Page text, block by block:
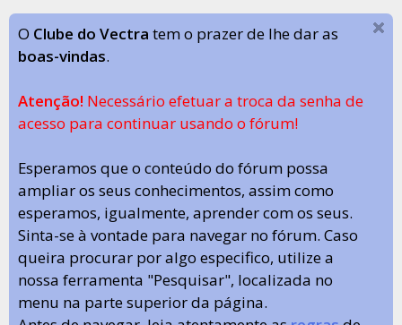
O Clube do Vectra tem o prazer de lhe dar as
boas-vindas.
Atenção! Necessário efetuar a troca da senha de
acesso para continuar usando o fórum!
Esperamos que o conteúdo do fórum possa
ampliar os seus conhecimentos, assim como
esperamos, igualmente, aprender com os seus.
Sinta-se à vontade para navegar no fórum. Caso
queira procurar por algo especifico, utilize a
nossa ferramenta "Pesquisar", localizada no
menu na parte superior da página.